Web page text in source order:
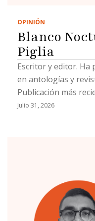
OPINIÓN
Blanco
Piglia
Escritor y editor. Ha
en antologías y
Publicación más
(Fondo Blanco, 2022)
Julio 31, 2026